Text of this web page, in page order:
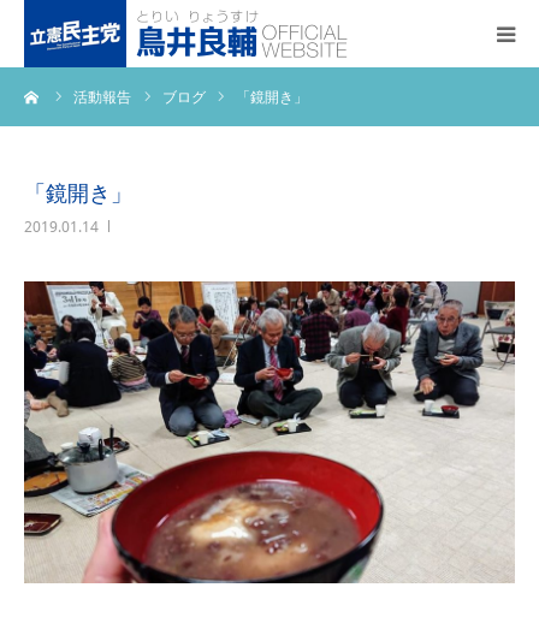
活動報告 ブログ 「鏡開き」
「鏡開き」
2019.01.14
トップページ
プロフィール
事務所アクセス
活動報告